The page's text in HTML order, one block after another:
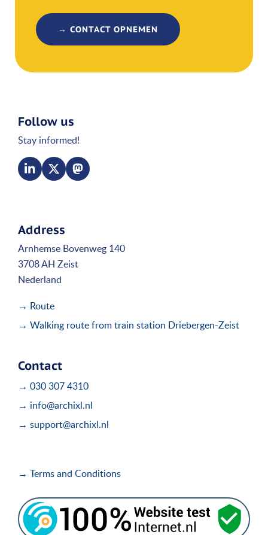
→ CONTACT OPNEMEN
Follow us
Stay informed!
Address
Arnhemse Bovenweg 140
3708 AH Zeist
Nederland
→ Route
→ Walking route from train station Driebergen-Zeist
Contact
→ 030 307 4310
→ info@archixl.nl
→ support@archixl.nl
→ Terms and Conditions